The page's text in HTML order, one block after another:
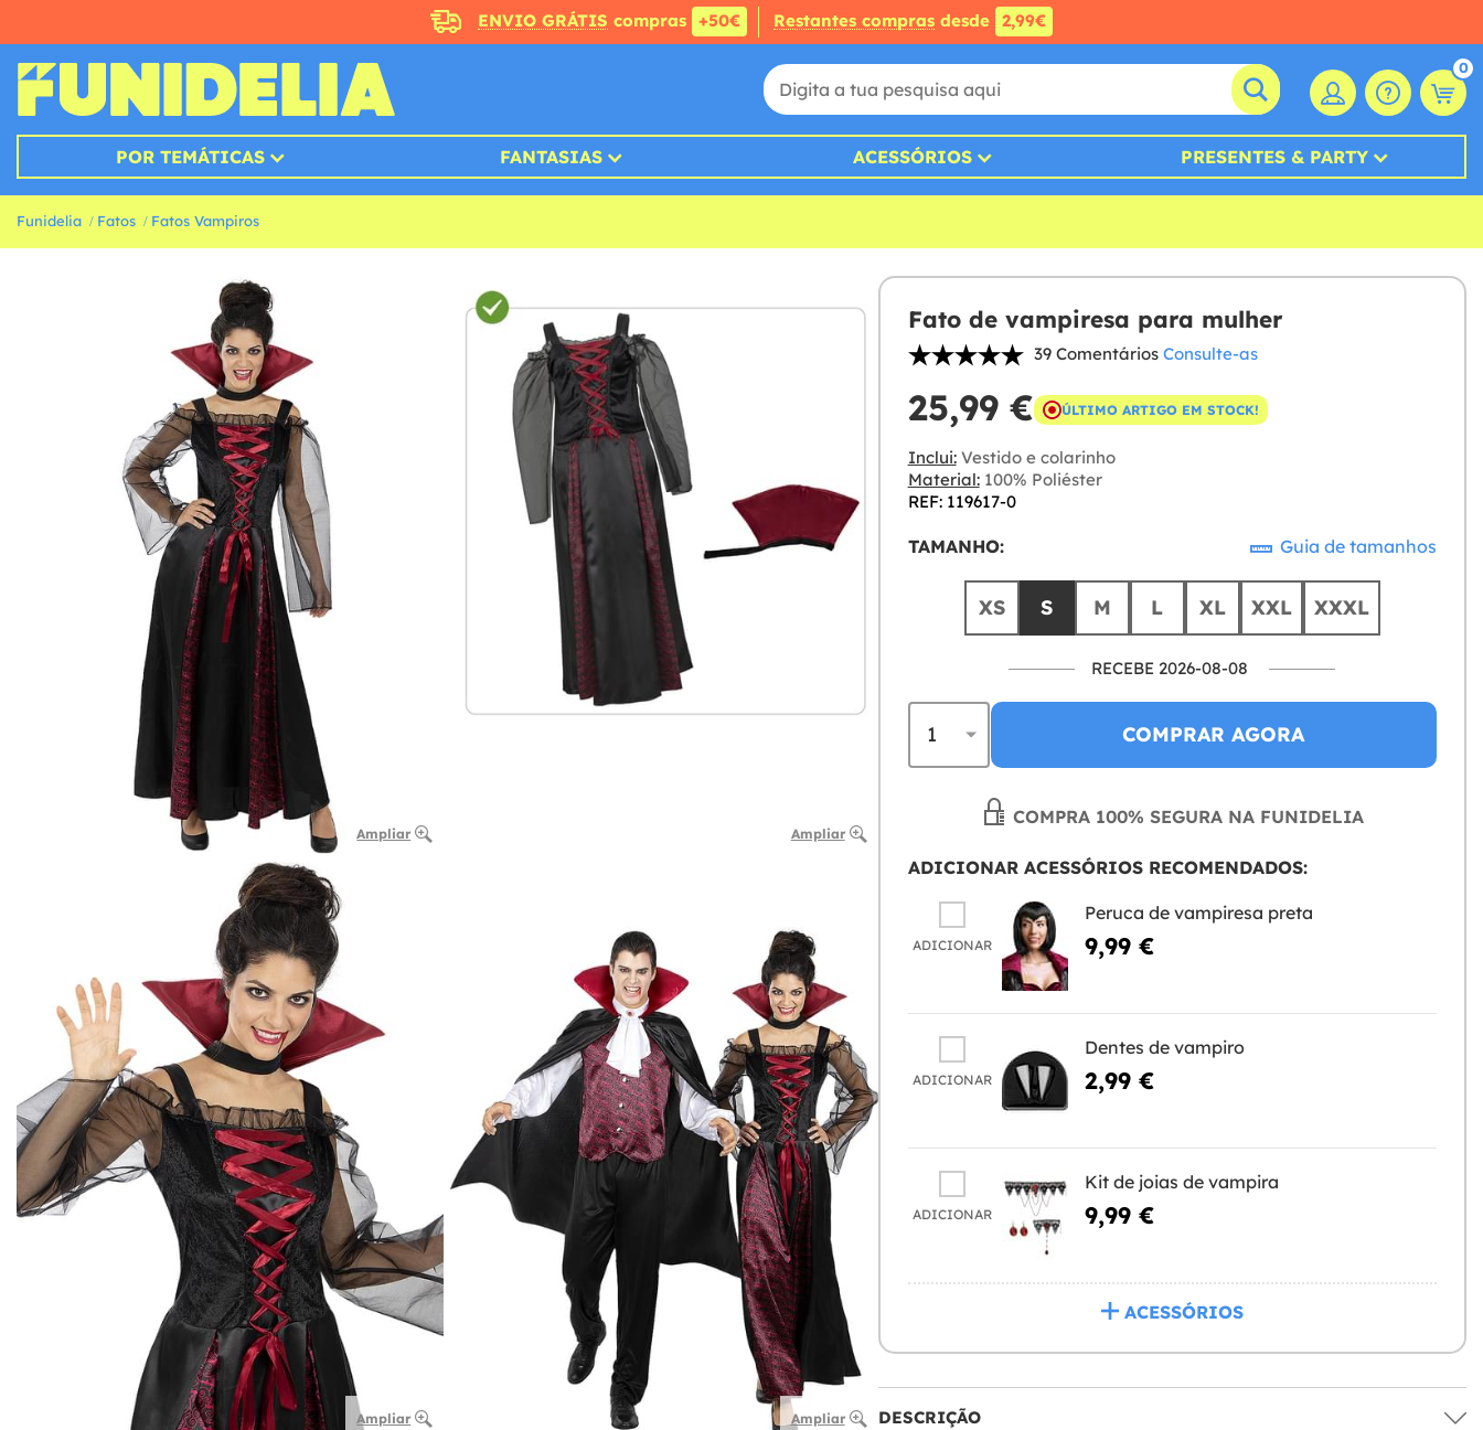
ENVIO GRÁTIS compras +50€ Restantes compras desde 2,99€
0
POR TEMÁTICAS FANTASIAS ACESSÓRIOS PRESENTES & PARTY
Funidelia Fatos Fatos Vampiros
Ampliar Ampliar
Ampliar Ampliar
Fato de vampiresa para mulher
39 Comentários Consulte-as
25,99 € ÚLTIMO ARTIGO EM STOCK!
Inclui:Vestido e colarinho
Material:100% Poliéster
REF: 119617-0
TAMANHO: Guia de tamanhos
XS S M L XL XXL XXXL
RECEBE 2026-08-08
COMPRAR AGORA
COMPRA 100% SEGURA NA FUNIDELIA
ADICIONAR ACESSÓRIOS RECOMENDADOS:
ADICIONAR
Peruca de vampiresa preta
9,99 €
ADICIONAR
Dentes de vampiro
2,99 €
ADICIONAR
Kit de joias de vampira
9,99 €
ACESSÓRIOS
DESCRIÇÃO